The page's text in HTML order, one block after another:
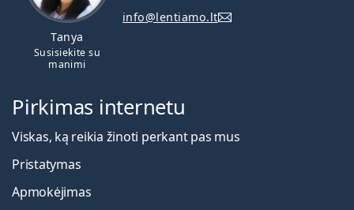
Tanya
Susisiekite su
manimi
info@lentiamo.lt
Pirkimas internetu
Viskas, ką reikia žinoti perkant pas mus
Pristatymas
Apmokėjimas